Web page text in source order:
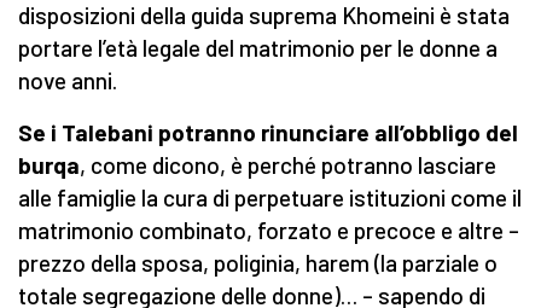
disposizioni della guida suprema Khomeini è stata
portare l’età legale del matrimonio per le donne a
nove anni.
Se i Talebani potranno rinunciare all’obbligo del
burqa, come dicono, è perché potranno lasciare
alle famiglie la cura di perpetuare istituzioni come il
matrimonio combinato, forzato e precoce e altre –
prezzo della sposa, poliginia, harem (la parziale o
totale segregazione delle donne)… – sapendo di